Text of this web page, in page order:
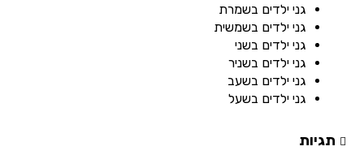
גני ילדים בשמרת
גני ילדים בשמשית
גני ילדים בשני
גני ילדים בשניר
גני ילדים בשעב
גני ילדים בשעל
תגיות